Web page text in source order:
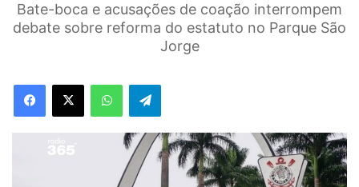
Bate-boca e acusações de coação interrompem
debate sobre reforma do estatuto no Parque São
Jorge